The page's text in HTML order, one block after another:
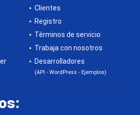
Clientes
Registro
Términos de servicio
Trabaja con nosotros
Desarrolladores
(API - WordPress - Ejemplos)